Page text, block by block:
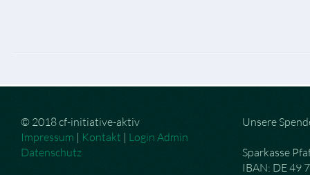
© 2018 cf-initiative-aktiv
Impressum | Kontakt | Login Admin
Datenschutz
Unsere
Sparkasse
IBAN: DE 49